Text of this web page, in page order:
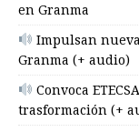
en Granma
Impulsan
Granma (+ audio)
Convoca
trasformación (+